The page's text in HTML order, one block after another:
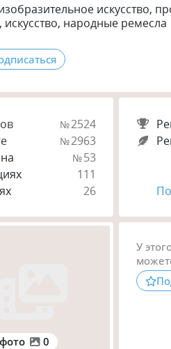
искусство,
искусство, народные ремесла
№2524
№2963
№53
111
26
0
У